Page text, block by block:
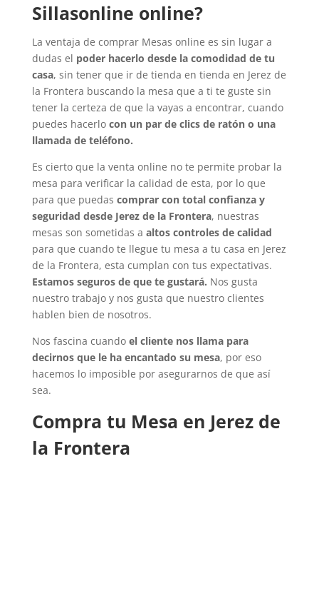
Sillasonline online?
La ventaja de comprar Mesas online es sin lugar a
dudas el poder hacerlo desde la comodidad de tu
casa, sin tener que ir de tienda en tienda en Jerez de
la Frontera buscando la mesa que a ti te guste sin
tener la certeza de que la vayas a encontrar, cuando
puedes hacerlo con un par de clics de ratón o una
llamada de teléfono.
Es cierto que la venta online no te permite probar la
mesa para verificar la calidad de esta, por lo que
para que puedas comprar con total confianza y
seguridad desde Jerez de la Frontera, nuestras
mesas son sometidas a altos controles de calidad
para que cuando te llegue tu mesa a tu casa en Jerez
de la Frontera, esta cumplan con tus expectativas.
Estamos seguros de que te gustará. Nos gusta
nuestro trabajo y nos gusta que nuestro clientes
hablen bien de nosotros.
Nos fascina cuando el cliente nos llama para
decirnos que le ha encantado su mesa, por eso
hacemos lo imposible por asegurarnos de que así
sea.
Compra tu Mesa en Jerez de
la Frontera